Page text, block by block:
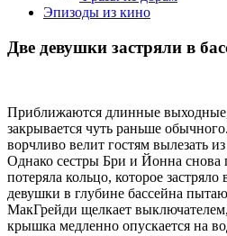
Эпизоды из кино
Две девушки застряли в
Приближаются длинные
закрывается чуть раньше
ворчливо велит гостям вылезать
Однако сестры Бри и Йонна
потеряла кольцо, которое
девушки в глубине бассейна
МакГрейди щелкает
крышка медленно опускается на